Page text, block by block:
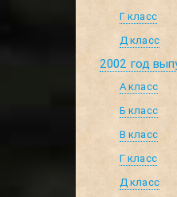
Г класс
Д класс
2002 год
А класс
Б класс
В класс
Г класс
Д класс